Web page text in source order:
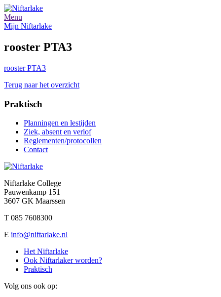
Menu
Mijn Niftarlake
rooster PTA3
rooster PTA3
Terug naar het overzicht
Praktisch
Planningen en lestijden
Ziek, absent en verlof
Reglementen/protocollen
Contact
Niftarlake College
Pauwenkamp 151
3607 GK Maarssen
T 085 7608300
E info@niftarlake.nl
Het Niftarlake
Ook Niftarlaker worden?
Praktisch
Volg ons ook op: